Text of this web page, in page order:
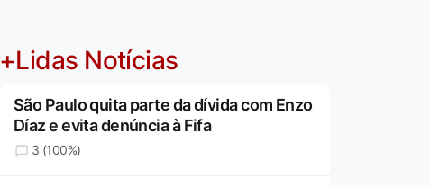
+Lidas Notícias
São Paulo quita parte da dívida com Enzo
Díaz e evita denúncia à Fifa
3 (100%)